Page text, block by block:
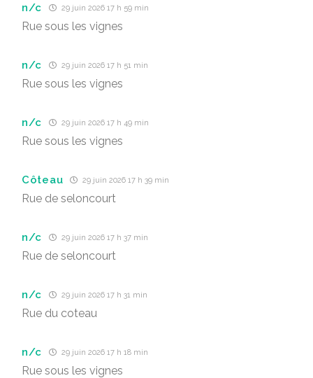
n/c 29 juin 2026 17 h 59 min
Rue sous les vignes
n/c 29 juin 2026 17 h 51 min
Rue sous les vignes
n/c 29 juin 2026 17 h 49 min
Rue sous les vignes
Côteau 29 juin 2026 17 h 39 min
Rue de seloncourt
n/c 29 juin 2026 17 h 37 min
Rue de seloncourt
n/c 29 juin 2026 17 h 31 min
Rue du coteau
n/c 29 juin 2026 17 h 18 min
Rue sous les vignes